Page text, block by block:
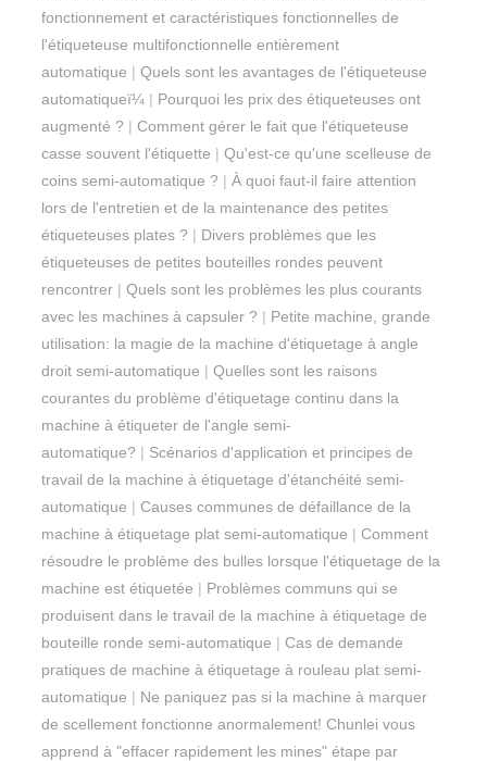
fonctionnement et caractéristiques fonctionnelles de
l'étiqueteuse multifonctionnelle entièrement
automatique |Quels sont les avantages de l'étiqueteuse
automatiqueï¼ | Pourquoi les prix des étiqueteuses ont
augmenté ? |Comment gérer le fait que l'étiqueteuse
casse souvent l'étiquette |Qu'est-ce qu'une scelleuse de
coins semi-automatique ? |À quoi faut-il faire attention
lors de l'entretien et de la maintenance des petites
étiqueteuses plates ? | Divers problèmes que les
étiqueteuses de petites bouteilles rondes peuvent
rencontrer |Quels sont les problèmes les plus courants
avec les machines à capsuler ? | Petite machine, grande
utilisation: la magie de la machine d'étiquetage à angle
droit semi-automatique |Quelles sont les raisons
courantes du problème d'étiquetage continu dans la
machine à étiqueter de l'angle semi-
automatique? | Scénarios d'application et principes de
travail de la machine à étiquetage d'étanchéité semi-
automatique |Causes communes de défaillance de la
machine à étiquetage plat semi-automatique |Comment
résoudre le problème des bulles lorsque l'étiquetage de la
machine est étiquetée | Problèmes communs qui se
produisent dans le travail de la machine à étiquetage de
bouteille ronde semi-automatique |Cas de demande
pratiques de machine à étiquetage à rouleau plat semi-
automatique | Ne paniquez pas si la machine à marquer
de scellement fonctionne anormalement! Chunlei vous
apprend à "effacer rapidement les mines" étape par